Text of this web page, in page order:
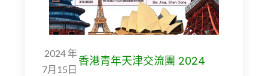
2024 年
7月15日
香港青年天津交流團 2024